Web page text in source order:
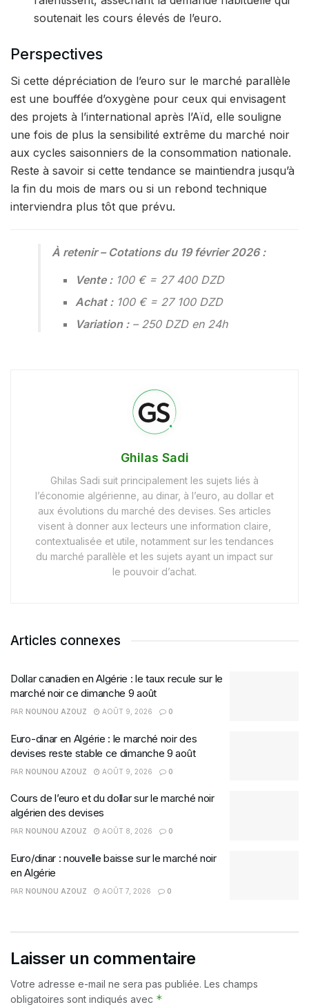
soutenait les cours élevés de l’euro.
Perspectives
Si cette dépréciation de l’euro sur le marché parallèle
est une bouffée d’oxygène pour ceux qui envisagent
des projets à l’international après l’Aïd, elle souligne
une fois de plus la sensibilité extrême du marché noir
aux cycles saisonniers de la consommation nationale.
Reste à savoir si cette tendance se maintiendra jusqu’à
la fin du mois de mars ou si un rebond technique
interviendra plus tôt que prévu.
À retenir – Cotations du 19 février 2026 :
Vente :100 € = 27 400 DZD
Achat :100 € = 27 100 DZD
Variation :– 250 DZD en 24h
Ghilas Sadi
Ghilas Sadi suit principalement les sujets liés à
l’économie algérienne, au dinar, à l’euro, au dollar et
aux évolutions du marché des devises. Ses articles
visent à donner aux lecteurs une information claire,
contextualisée et utile, notamment sur les tendances
du marché parallèle et les sujets ayant un impact sur
le pouvoir d’achat.
Articles connexes
Dollar canadien en Algérie : le taux recule sur le
marché noir ce dimanche 9 août
PAR NOUNOU AZOUZ AOÛT 9, 2026 0
Euro-dinar en Algérie : le marché noir des
devises reste stable ce dimanche 9 août
PAR NOUNOU AZOUZ AOÛT 9, 2026 0
Cours de l’euro et du dollar sur le marché noir
algérien des devises
PAR NOUNOU AZOUZ AOÛT 8, 2026 0
Euro/dinar : nouvelle baisse sur le marché noir
en Algérie
PAR NOUNOU AZOUZ AOÛT 7, 2026 0
Laisser un commentaire
Votre adresse e-mail ne sera pas publiée. Les champs
obligatoires sont indiqués avec *